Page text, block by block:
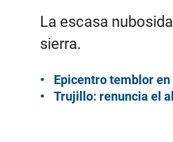
La escasa
sierra.
Epicentro temblor en
Trujillo: renuncia el